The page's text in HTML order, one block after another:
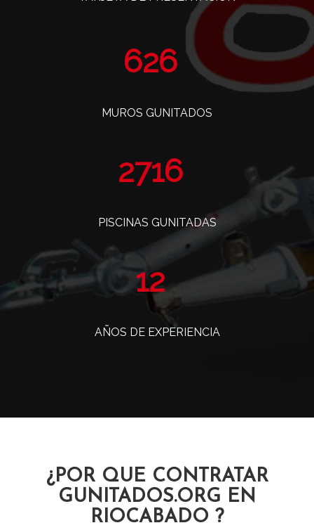
766
MUROS GUNITADOS
3323
PISCINAS GUNITADAS
14
AÑOS DE EXPERIENCIA
¿POR QUE CONTRATAR
GUNITADOS.ORG EN
RIOCABADO ?